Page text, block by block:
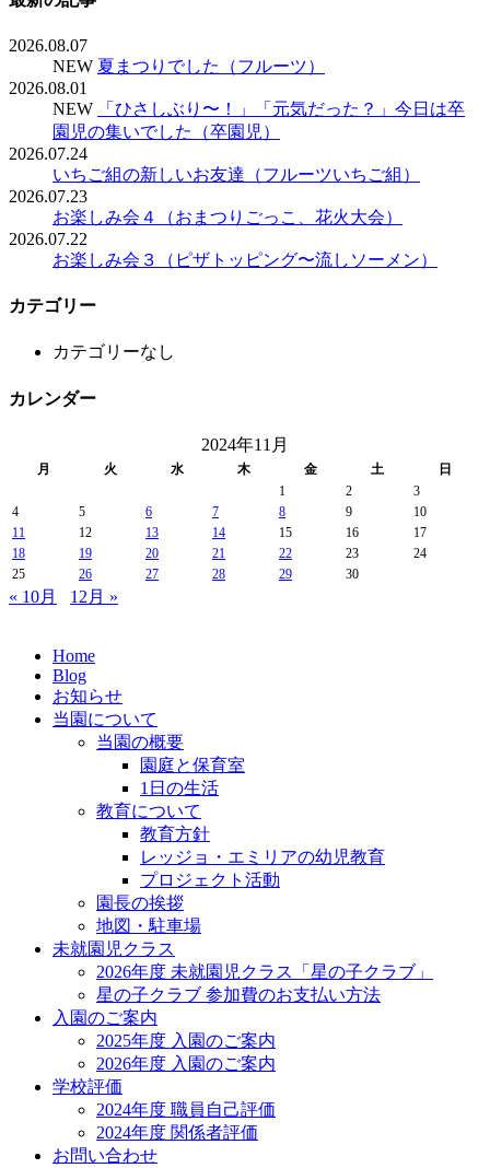
2026.08.07
NEW 夏まつりでした（フルーツ）
2026.08.01
NEW
「ひさしぶり〜！」「元気だった？」今日は卒
園児の集いでした（卒園児）
2026.07.24
いちご組の新しいお友達（フルーツいちご組）
2026.07.23
お楽しみ会４（おまつりごっこ、花火大会）
2026.07.22
お楽しみ会３（ピザトッピング〜流しソーメン）
カテゴリー
カテゴリーなし
カレンダー
2024年11月
月 火 水 木 金 土
日
1
2
3
4
5 6 7 8 9
10
11
12 13 14 15 16
17
18
19 20 21 22 23
24
25
26 27 28 29 30
« 10月 12月 »
Home
Blog
お知らせ
当園について
当園の概要
園庭と保育室
1日の生活
教育について
教育方針
レッジョ・エミリアの幼児教育
プロジェクト活動
園長の挨拶
地図・駐車場
未就園児クラス
2026年度 未就園児クラス「星の子クラブ」
星の子クラブ 参加費のお支払い方法
入園のご案内
2025年度 入園のご案内
2026年度 入園のご案内
学校評価
2024年度 職員自己評価
2024年度 関係者評価
お問い合わせ